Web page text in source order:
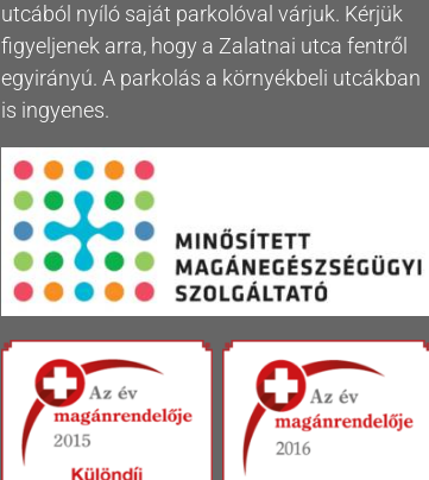
utcából nyíló saját parkolóval várjuk. Kérjük
figyeljenek arra, hogy a Zalatnai utca fentről
egyirányú. A parkolás a környékbeli utcákban
is ingyenes.